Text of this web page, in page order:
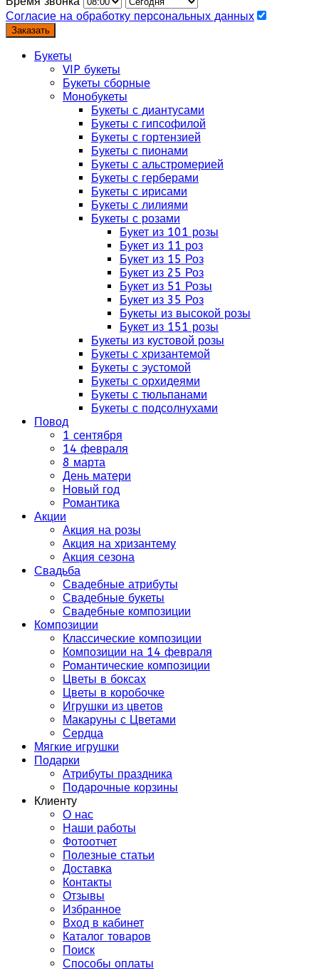
Согласие на обработку персональных данных
Заказать
Букеты
VIP букеты
Букеты сборные
Монобукеты
Букеты с диантусами
Букеты с гипсофилой
Букеты с гортензией
Букеты с пионами
Букеты с альстромерией
Букеты с герберами
Букеты с ирисами
Букеты с лилиями
Букеты с розами
Букет из 101 розы
Букет из 11 роз
Букет из 15 Роз
Букет из 25 Роз
Букет из 51 Розы
Букет из 35 Роз
Букеты из высокой розы
Букет из 151 розы
Букеты из кустовой розы
Букеты с хризантемой
Букеты с эустомой
Букеты с орхидеями
Букеты с тюльпанами
Букеты с подсолнухами
Повод
1 сентября
14 февраля
8 марта
День матери
Новый год
Романтика
Акции
Акция на розы
Акция на хризантему
Акция сезона
Свадьба
Свадебные атрибуты
Свадебные букеты
Свадебные композиции
Композиции
Классические композиции
Композиции на 14 февраля
Романтические композиции
Цветы в боксах
Цветы в коробочке
Игрушки из цветов
Макаруны с Цветами
Сердца
Мягкие игрушки
Подарки
Атрибуты праздника
Подарочные корзины
Клиенту
О нас
Наши работы
Фотоотчет
Полезные статьи
Доставка
Контакты
Отзывы
Избранное
Вход в кабинет
Каталог товаров
Поиск
Способы оплаты